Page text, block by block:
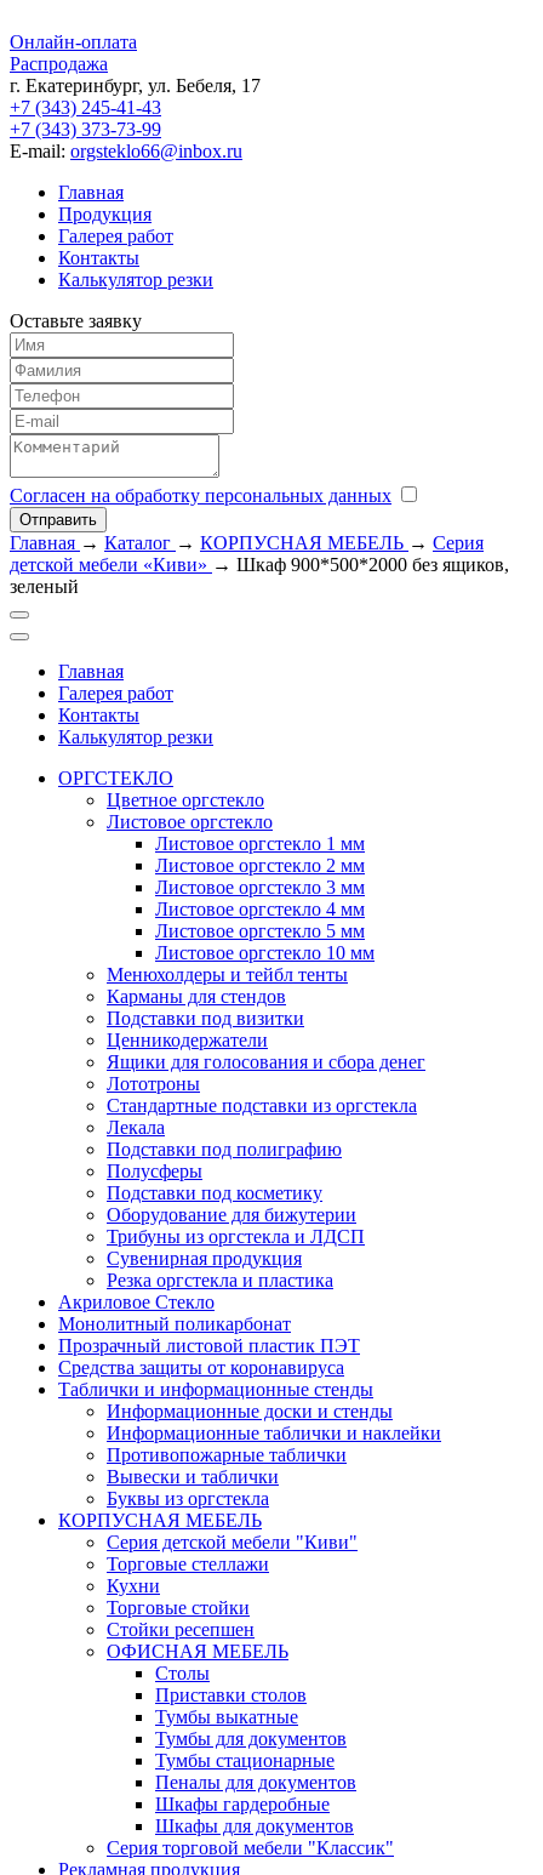
Онлайн-оплата
Распродажа
г. Екатеринбург, ул. Бебеля, 17
+7 (343) 245-41-43
+7 (343) 373-73-99
E-mail: orgsteklo66@inbox.ru
Главная
Продукция
Галерея работ
Контакты
Калькулятор резки
Оставьте заявку
Согласен на обработку персональных данных
Главная → Каталог → КОРПУСНАЯ МЕБЕЛЬ → Серия
детской мебели «Киви» → Шкаф 900*500*2000 без ящиков,
зеленый
Главная
Галерея работ
Контакты
Калькулятор резки
ОРГСТЕКЛО
Цветное оргстекло
Листовое оргстекло
Листовое оргстекло 1 мм
Листовое оргстекло 2 мм
Листовое оргстекло 3 мм
Листовое оргстекло 4 мм
Листовое оргстекло 5 мм
Листовое оргстекло 10 мм
Менюхолдеры и тейбл тенты
Карманы для стендов
Подставки под визитки
Ценникодержатели
Ящики для голосования и сбора денег
Лототроны
Стандартные подставки из оргстекла
Лекала
Подставки под полиграфию
Полусферы
Подставки под косметику
Оборудование для бижутерии
Трибуны из оргстекла и ЛДСП
Сувенирная продукция
Резка оргстекла и пластика
Акриловое Стекло
Монолитный поликарбонат
Прозрачный листовой пластик ПЭТ
Средства защиты от коронавируса
Таблички и информационные стенды
Информационные доски и стенды
Информационные таблички и наклейки
Противопожарные таблички
Вывески и таблички
Буквы из оргстекла
КОРПУСНАЯ МЕБЕЛЬ
Серия детской мебели "Киви"
Торговые стеллажи
Кухни
Торговые стойки
Стойки ресепшен
ОФИСНАЯ МЕБЕЛЬ
Столы
Приставки столов
Тумбы выкатные
Тумбы для документов
Тумбы стационарные
Пеналы для документов
Шкафы гардеробные
Шкафы для документов
Серия торговой мебели "Классик"
Рекламная продукция